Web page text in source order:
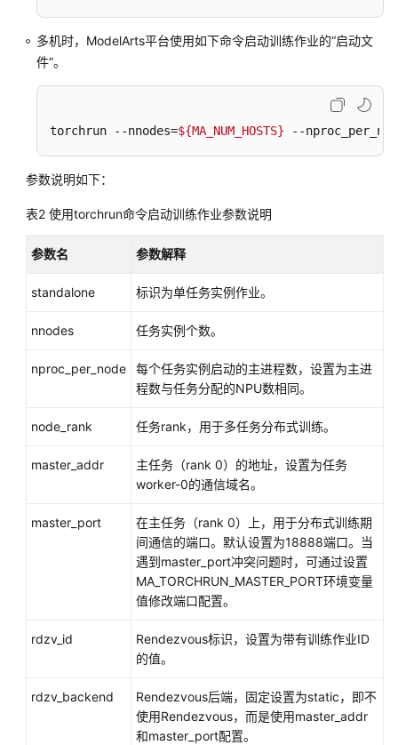
开
用
框
架
练
于
训
多机时，ModelArts平台使用如下命令启动训练作业的“启动文
件”。
torchrun --nnodes=${MA_NUM_HOSTS} --
参数说明如下：
表2 使用torchrun命令启动训练作业参数说明
参数名 参数解释
standalone 标识为单任务实例作业。
nnodes 任务实例个数。
nproc_per_node
每个任务实例启动的主进程数，设置为主进
程数与任务分配的NPU数相同。
node_rank 任务rank，用于多任务分布式训练。
master_addr
主任务（rank 0）的地址，设置为任务
worker-0的通信域名。
master_port
在主任务（rank 0）上，用于分布式训练期
间通信的端口。默认设置为18888端口。当
遇到master_port冲突问题时，可通过设置
MA_TORCHRUN_MASTER_PORT环境变量
值修改端口配置。
rdzv_id
Rendezvous标识，设置为带有训练作业ID
的值。
rdzv_backend
Rendezvous后端，固定设置为static，即不
使用Rendezvous，而是使用master_addr
和master_port配置。